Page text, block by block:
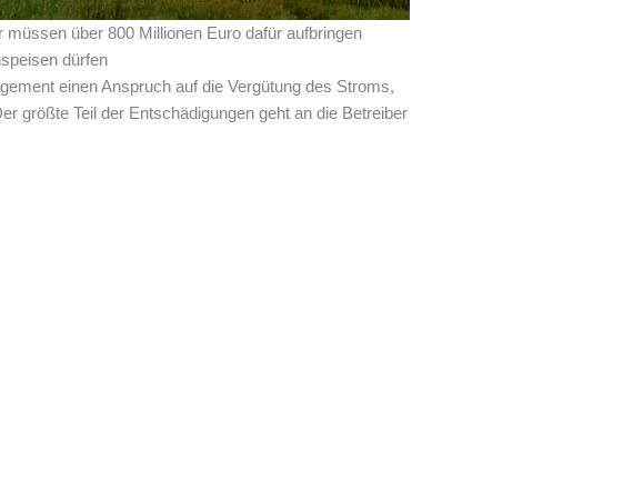
über 800 Millionen Euro dafür aufbringen
dürfen
einen Anspruch auf die Vergütung des Stroms,
größte Teil der Entschädigungen geht an die Betreiber